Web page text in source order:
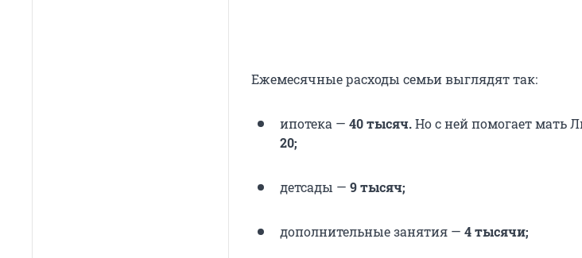
Ежемесячные расходы семьи выглядят так:
ипотека — 40 тысяч.Но с ней помогает мать
20;
детсады — 9 тысяч;
дополнительные занятия — 4 тысячи;